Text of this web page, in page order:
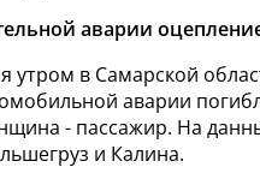
аварии
утром в Самарской
аварии
- пассажир. На
и Калина.